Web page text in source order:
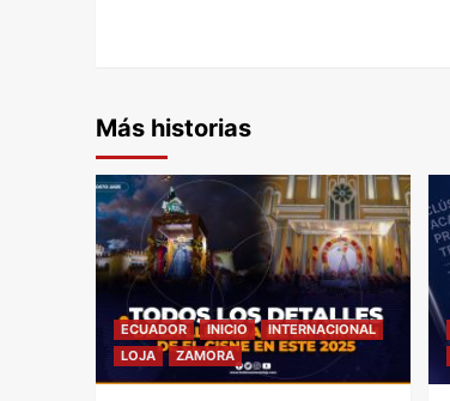
Más historias
ECUADOR INICIO
INTERNACIONAL
LOJA
ZAMORA